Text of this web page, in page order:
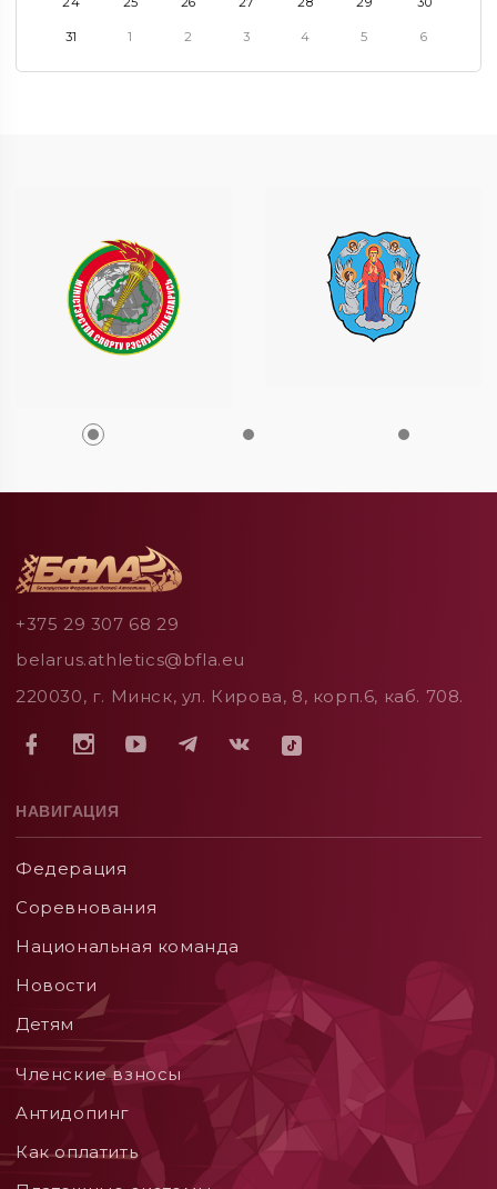
31 1 2 3 4 5 6
+375 29 307 68 29
belarus.athletics@bfla.eu
220030, г. Минск, ул. Кирова, 8, корп.6, каб. 708.
НАВИГАЦИЯ
Федерация
Соревнования
Национальная команда
Новости
Детям
Членские взносы
Aнтидопинг
Как оплатить